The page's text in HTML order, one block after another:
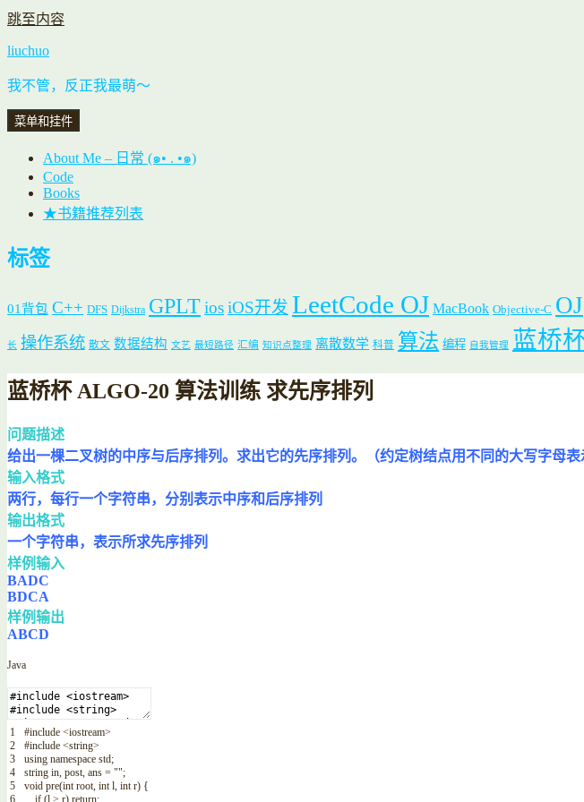
跳至内容
liuchuo
我不管，反正我最萌～
菜单和挂件
About Me – 日常 (๑• . •๑)
Code
Books
★书籍推荐列表
标签
01背包 C++ DFS Dijkstra GPLTiosiOS开发 LeetCode OJ MacBook Objective-C OJ
长 操作系统 散文 数据结构 文艺 最短路径 汇编 知识点整理 离散数学 科普 算法 编程 自我管理 蓝桥
蓝桥杯 ALGO-20 算法训练 求先序排列
问题描述
给出一棵二叉树的中序与后序排列。求出它的先序排列。（约定树结点用不同的大写字母表
输入格式
两行，每行一个字符串，分别表示中序和后序排列
输出格式
一个字符串，表示所求先序排列
样例输入
BADC
BDCA
样例输出
ABCD
Java
1
2
3
4
5
#include <iostream>
#include <string>
using namespace std;
string in, post, ans = "";
void pre(int root, int l, int r) {